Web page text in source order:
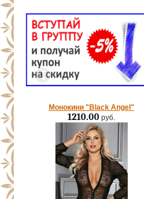
Монокини "Black Angel"
1210.00 руб.